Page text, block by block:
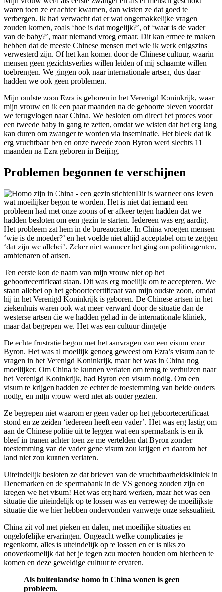
waren toen ze er achter kwamen, dan wisten ze dat goed te
verbergen. Ik had verwacht dat er wat ongemakkelijke vragen
zouden komen, zoals ‘hoe is dat mogelijk?’, of ‘waar is de vader
van de baby?’, maar niemand vroeg ernaar. Dit kan ermee te maken
hebben dat de meeste Chinese mensen met wie ik werk enigszins
verwesterd zijn. Of het kan komen door de Chinese cultuur, waarin
mensen geen gezichtsverlies willen leiden of mij schaamte willen
toebrengen. We gingen ook naar internationale artsen, dus daar
hadden we ook geen problemen.
Mijn oudste zoon Ezra is geboren in het Verenigd Koninkrijk, waar
mijn vrouw en ik een paar maanden na de geboorte bleven voordat
we terugvlogen naar China. We besloten om direct het proces voor
een tweede baby in gang te zetten, omdat we wisten dat het erg lang
kan duren om zwanger te worden via inseminatie. Het bleek dat ik
erg vruchtbaar ben en onze tweede zoon Byron werd slechts 11
maanden na Ezra geboren in Beijing.
Problemen begonnen te verschijnen
Dit is wanneer ons leven
wat moeilijker begon te worden. Het is niet dat iemand een
probleem had met onze zoons of er afkeer tegen hadden dat we
hadden besloten om een gezin te starten. Iedereen was erg aardig.
Het probleem zat hem in de bureaucratie. In China vroegen mensen
‘wie is de moeder?’ en het voelde niet altijd acceptabel om te zeggen
‘dat zijn we allebei’. Zeker niet wanneer het ging om politieagenten,
ambtenaren of artsen.
Ten eerste kon de naam van mijn vrouw niet op het
geboortecertificaat staan. Dit was erg moeilijk om te accepteren. We
staan allebei op het geboortecertificaat van mijn oudste zoon, omdat
hij in het Verenigd Koninkrijk is geboren. De Chinese artsen in het
ziekenhuis waren ook wat meer verward door de situatie dan de
westerse artsen die we hadden gehad in de internationale kliniek,
maar dat begrepen we. Het was een cultuur dingetje.
De echte frustratie begon met het aanvragen van een visum voor
Byron. Het was al moeilijk genoeg geweest om Ezra’s visum aan te
vragen in het Verenigd Koninkrijk, maar het was in China nog
moeilijker. Om China te kunnen verlaten om terug te verhuizen naar
het Verenigd Koninkrijk, had Byron een visum nodig. Om een
visum te krijgen hadden ze echter de toestemming van beide ouders
nodig, en mijn vrouw werd niet als ouder gezien.
Ze begrepen niet waarom er geen vader op het geboortecertificaat
stond en ze zeiden ‘iedereen heeft een vader’. Het was erg lastig om
aan de Chinese politie uit te leggen wat een spermabank is en ik
bleef in tranen achter toen ze me vertelden dat Byron zonder
toestemming van de vader gene visum zou krijgen en daarom het
land niet zou kunnen verlaten.
Uiteindelijk besloten ze dat brieven van de vruchtbaarheidskliniek in
Denemarken en de spermabank in de VS genoeg zouden zijn en
kregen we het visum! Het was erg hard werken, maar het was een
situatie die uiteindelijk op te lossen was en verreweg de moeilijkste
situatie die we hier hebben ondervonden vanwege onze seksualiteit.
China zit vol met pieken en dalen, met moeilijke situaties en
ongelofelijke ervaringen. Ongeacht welke complicaties je
tegenkomt, alles is uiteindelijk op te lossen en er is niks zo
onoverkomelijk dat het je tegen zou moeten houden om hierheen te
komen en deze geweldige cultuur te ervaren.
Als buitenlandse homo in China wonen is geen
probleem.